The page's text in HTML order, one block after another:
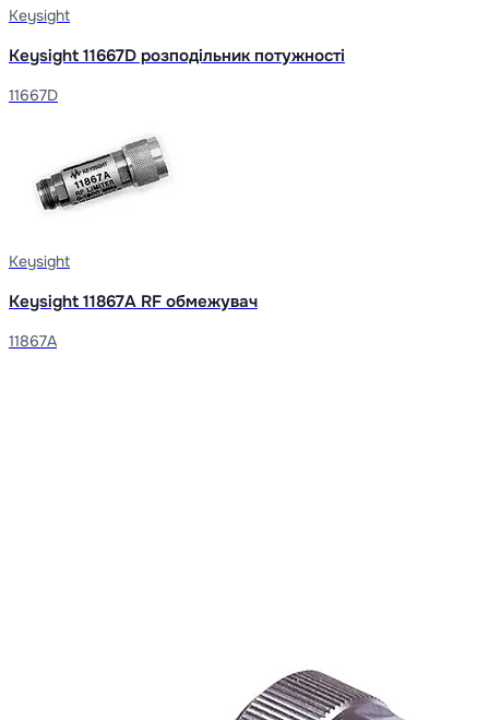
Keysight
Keysight 11667D розподільник потужності
11667D
Keysight
Keysight 11867A RF обмежувач
11867A